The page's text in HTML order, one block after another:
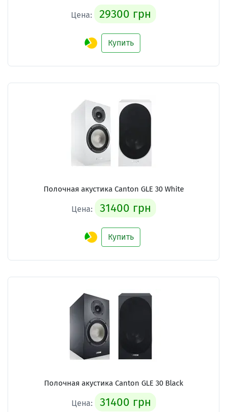
Цена: 29300 грн
Купить
Полочная акустика Canton GLE 30 White
Цена: 31400 грн
Купить
Полочная акустика Canton GLE 30 Black
Цена: 31400 грн